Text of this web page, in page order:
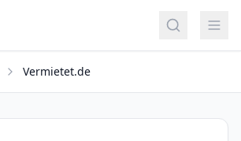
Vermietet.de